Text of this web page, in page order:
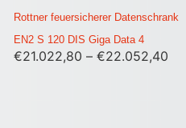
Rottner feuersicherer Datenschrank
EN2 S 120 DIS Giga Data 4
€21.022,80 – €22.052,40